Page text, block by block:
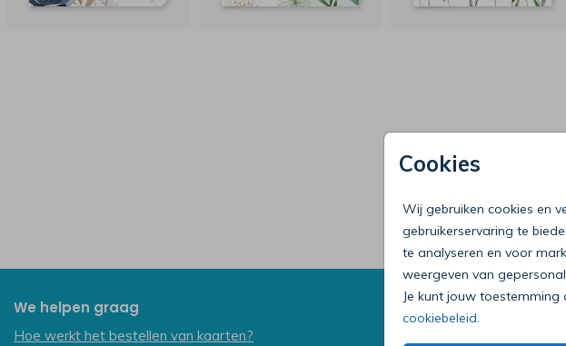
Cookies
Wij gebruiken cookies en
gebruikerservaring te
te analyseren en voor
weergeven van
Je kunt jouw
cookiebeleid.
We helpen graag
Hoe werkt het bestellen van kaarten?
Bel onze
0318 - 72 51 23